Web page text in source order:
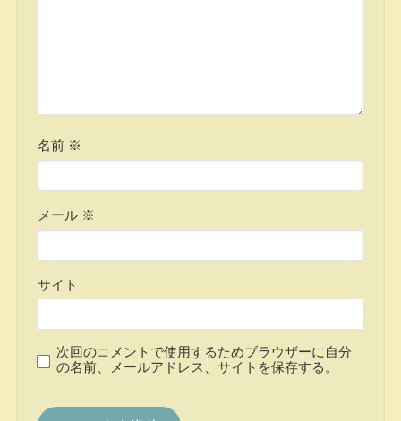
名前 ※
メール ※
サイト
次回のコメントで使用するためブラウザーに自分
の名前、メールアドレス、サイトを保存する。